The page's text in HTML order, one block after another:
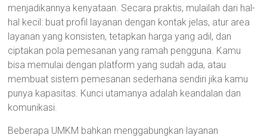
menjadikannya kenyataan. Secara praktis, mulailah dari hal-
hal kecil: buat profil layanan dengan kontak jelas, atur area
layanan yang konsisten, tetapkan harga yang adil, dan
ciptakan pola pemesanan yang ramah pengguna. Kamu
bisa memulai dengan platform yang sudah ada, atau
membuat sistem pemesanan sederhana sendiri jika kamu
punya kapasitas. Kunci utamanya adalah keandalan dan
komunikasi.
Beberapa UMKM bahkan menggabungkan layanan